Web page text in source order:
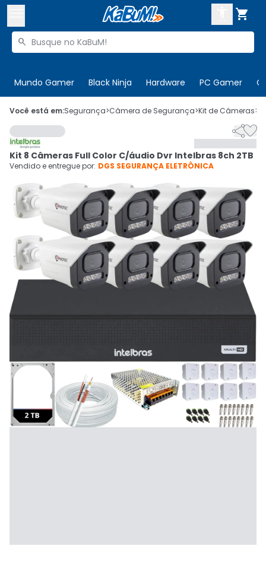

Buscar produtos

Mundo Gamer Black Ninja Hardware PC Gamer
 Olá. Acesse sua conta
 Departamentos
Cupons
 Mais Vendidos
Ativar tradutor em libras
CADASTRE-SE
Você está em:Segurança>Câmera de Segurança>Kit de Câmeras>

Kit 8 Câmeras Full Color C/áudio Dvr Intelbras 8ch 2TB
Vendido e entregue por: DGS SEGURANÇA ELETRÔNICA